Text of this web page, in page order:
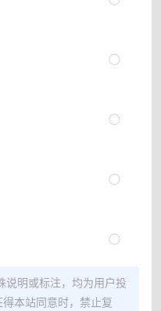
说明或标注，均为用户投
本站同意时，禁止复